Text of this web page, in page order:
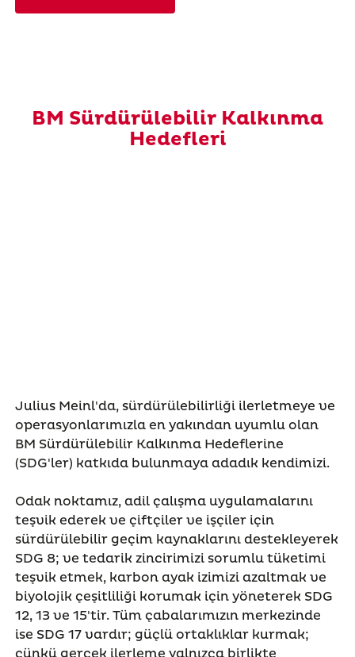
BM Sürdürülebilir Kalkınma
Hedefleri
Julius Meinl'da, sürdürülebilirliği ilerletmeye ve
operasyonlarımızla en yakından uyumlu olan
BM Sürdürülebilir Kalkınma Hedeflerine
(SDG'ler) katkıda bulunmaya adadık kendimizi.
Odak noktamız, adil çalışma uygulamalarını
teşvik ederek ve çiftçiler ve işçiler için
sürdürülebilir geçim kaynaklarını destekleyerek
SDG 8; ve tedarik zincirimizi sorumlu tüketimi
teşvik etmek, karbon ayak izimizi azaltmak ve
biyolojik çeşitliliği korumak için yöneterek SDG
12, 13 ve 15'tir. Tüm çabalarımızın merkezinde
ise SDG 17 vardır; güçlü ortaklıklar kurmak;
çünkü gerçek ilerleme yalnızca birlikte